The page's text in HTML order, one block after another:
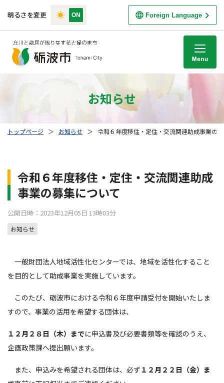
明るさを変更 Foreign Language
お知らせ
トップページ ＞ お知らせ ＞ 令和６年度移住・定住・交流関連助成事業の
令和６年度移住・定住・交流関連助成
事業の募集について
公開日時：2023年12月05日 13時03分
お知らせ
一般財団法人地域活性化センターでは、地域を活性化すること
を目的として助成事業を実施しています。
このたび、砺波市における令和６年度申請受付を開始いたしま
すので、事業の活用を希望する団体は、
１２月２８日（木）までに申込書及び必要書類等を確認のうえ、
企画政策課へ提出願います。
また、申込みを希望される団体は、必ず １２月２２日（金）ま